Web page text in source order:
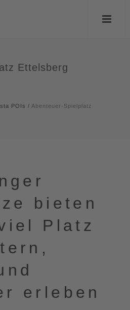
Ettelsberg
POIs / Abenteuer-Spielplatz
bieten
Platz
erleben